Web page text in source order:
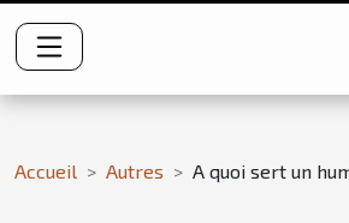
Accueil Autres A quoi sert un